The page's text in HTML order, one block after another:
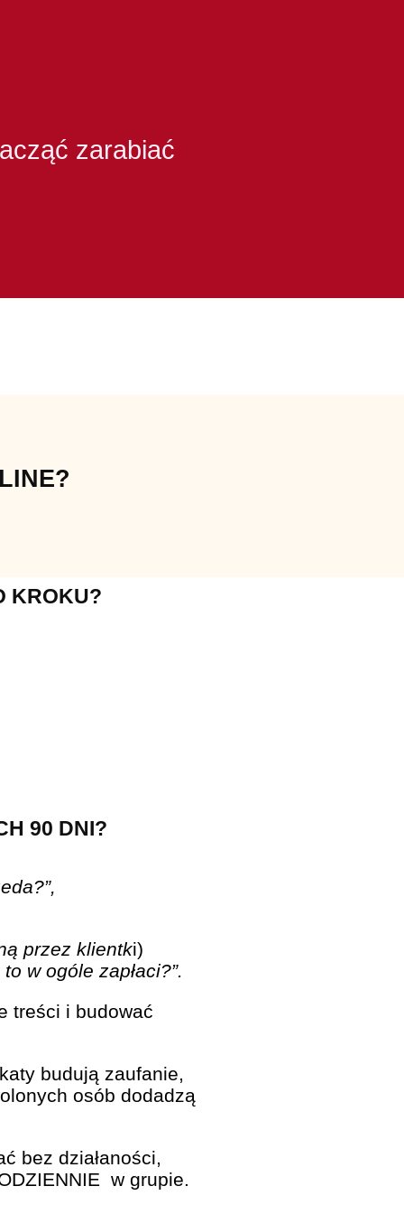
zarabiać
KROKU?
90 DNI?
przez klientki)
w ogóle zapłaci?”.
treści i budować
budują zaufanie,
osób dodadzą
bez działaności,
w grupie.